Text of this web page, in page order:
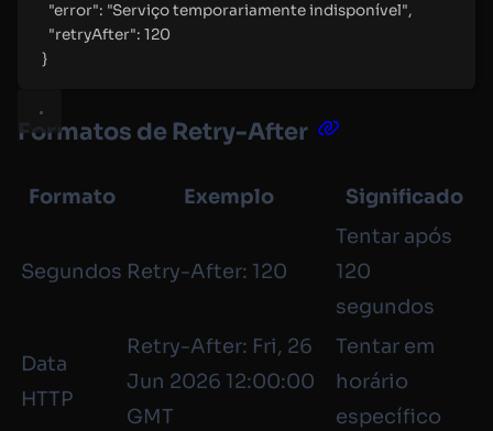
"error": "Serviço temporariamente indisponível",
"retryAfter": 120
}
Formatos de Retry-After
Formato Exemplo Significado
Segundos Retry-After: 120
Tentar após
120
segundos
Data
HTTP
Retry-After: Fri, 26
Jun 2026 12:00:00
GMT
Tentar em
horário
específico